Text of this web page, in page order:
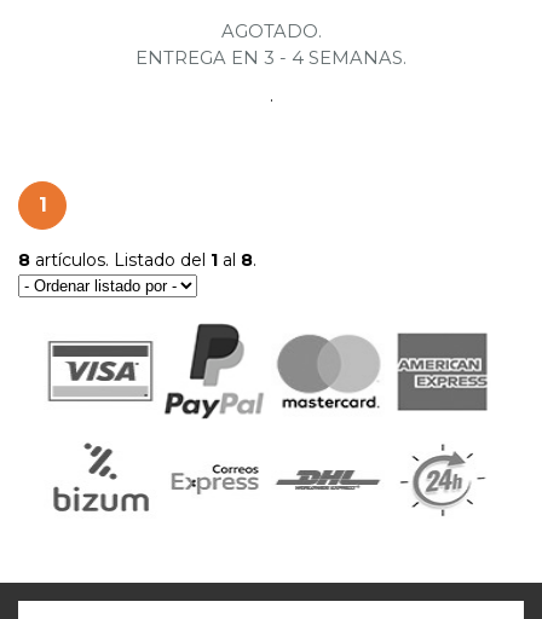
AGOTADO.
ENTREGA EN 3 - 4 SEMANAS.
.
1
8 artículos. Listado del 1 al 8.